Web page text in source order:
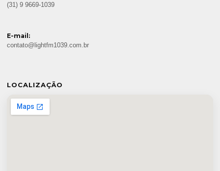
(31) 9 9669-1039
E-mail:
contato@lightfm1039.com.br
LOCALIZAÇÃO